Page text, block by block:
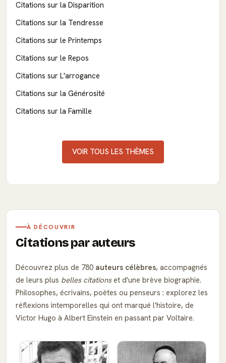
Citations sur la Disparition
Citations sur la Tendresse
Citations sur le Printemps
Citations sur le Repos
Citations sur L'arrogance
Citations sur la Générosité
Citations sur la Famille
VOIR TOUS LES THÈMES
À DÉCOUVRIR
Citations par auteurs
Découvrez plus de 780 auteurs célèbres, accompagnés
de leurs plus belles citationset d'une brève biographie.
Philosophes, écrivains, poètes ou penseurs : explorez les
réflexions intemporelles qui ont marqué l'histoire, de
Victor Hugo à Albert Einstein en passant par Voltaire.